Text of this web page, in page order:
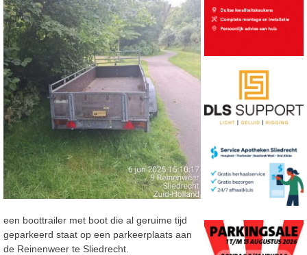
een boottrailer met boot die al geruime tijd
geparkeerd staat op een parkeerplaats aan
de Reinenweer te Sliedrecht.